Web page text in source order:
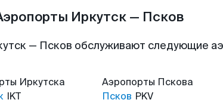
Иркутск — Псков
— Псков обслуживают следующие
Иркутска
IKT
Аэропорты Пскова
Псков PKV